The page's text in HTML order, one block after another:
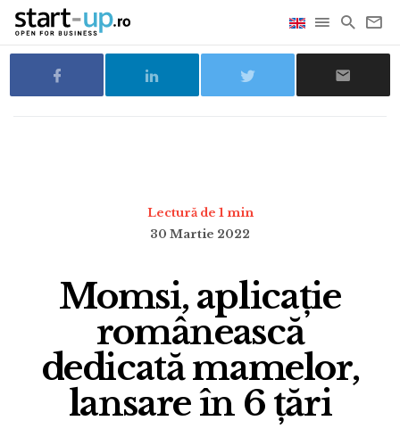
Lectură de 1 min
30 Martie 2022
Momsi, aplicație
românească
dedicată mamelor,
lansare în 6 țări